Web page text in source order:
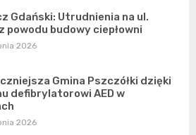
Gdański: Utrudnienia na ul.
powodu budowy ciepłowni
2026
Gmina Pszczółki dzięki
defibrylatorowi AED w
2026